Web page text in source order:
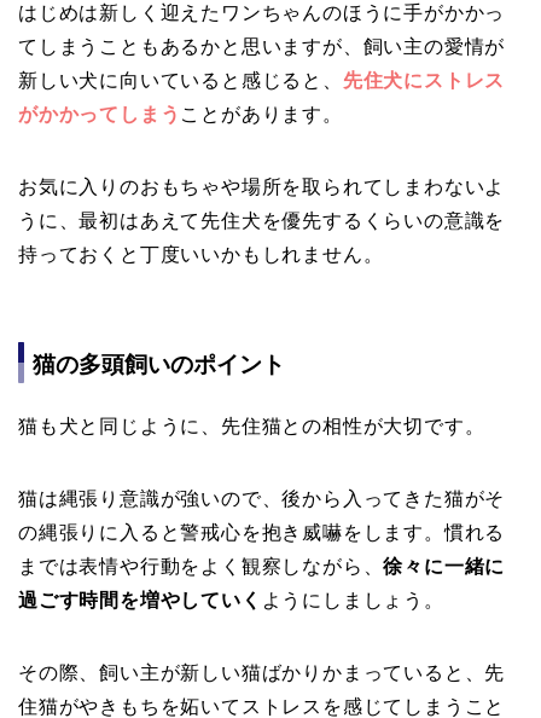
はじめは新しく迎えたワンちゃんのほうに手がかかっ
てしまうこともあるかと思いますが、飼い主の愛情が
新しい犬に向いていると感じると、 先住犬にストレス
がかかってしまう ことがあります。
お気に入りのおもちゃや場所を取られてしまわないよ
うに、最初はあえて先住犬を優先するくらいの意識を
持っておくと丁度いいかもしれません。
猫の多頭飼いのポイント
猫も犬と同じように、先住猫との相性が大切です。
猫は縄張り意識が強いので、後から入ってきた猫がそ
の縄張りに入ると警戒心を抱き威嚇をします。慣れる
までは表情や行動をよく観察しながら、徐々に一緒に
過ごす時間を増やしていく ようにしましょう。
その際、飼い主が新しい猫ばかりかまっていると、先
住猫がやきもちを妬いてストレスを感じてしまうこと